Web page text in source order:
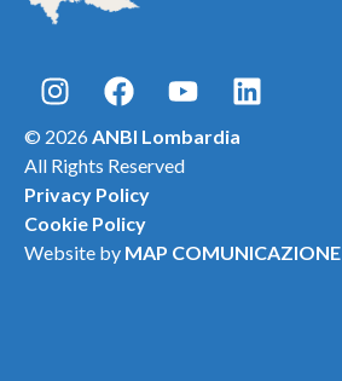
© 2026 ANBI Lombardia
All Rights Reserved
Privacy Policy
Cookie Policy
Website by MAP COMUNICAZIONE